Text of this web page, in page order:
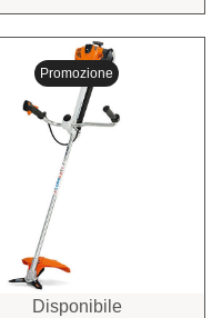
Promozione
Disponibile